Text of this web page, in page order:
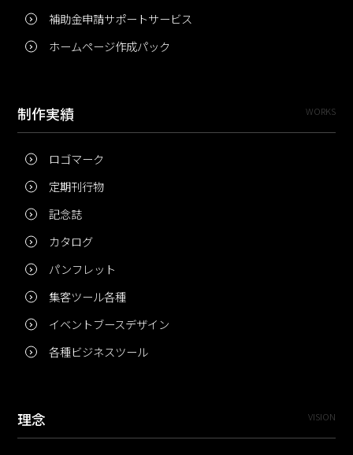
補助金申請サポートサービス
ホームページ作成パック
制作実績 WORKS
ロゴマーク
定期刊行物
記念誌
カタログ
パンフレット
集客ツール各種
イベントブースデザイン
各種ビジネスツール
理念 VISION